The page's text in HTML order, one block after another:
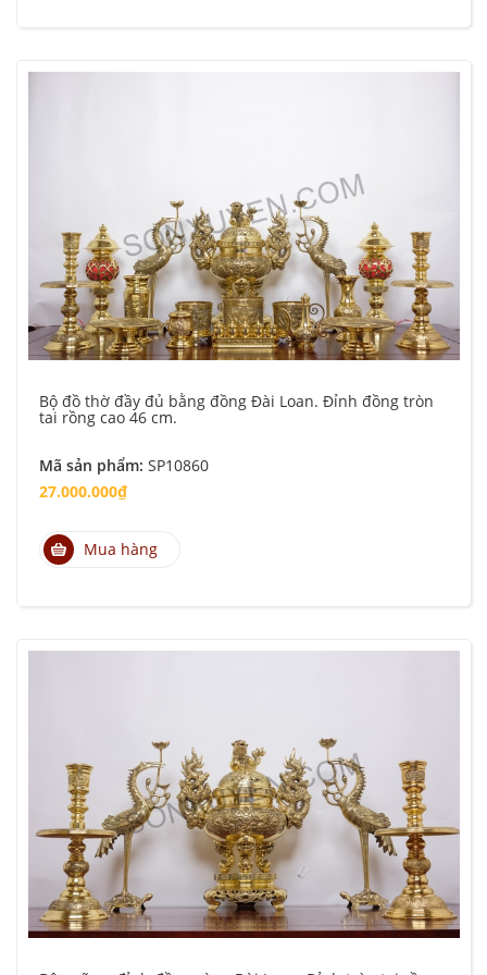
Bộ đồ thờ đầy đủ bằng đồng Đài Loan. Đỉnh đồng tròn
tai rồng cao 46 cm.
Mã sản phẩm: SP10860
27.000.000₫
Mua hàng